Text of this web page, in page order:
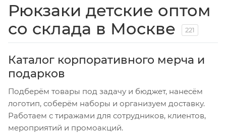
Рюкзаки детские оптом
со склада в Москве
221
Каталог корпоративного мерча и
подарков
Подберём товары под задачу и бюджет, нанесём
логотип, соберём наборы и организуем доставку.
Работаем с тиражами для сотрудников, клиентов,
мероприятий и промоакций.